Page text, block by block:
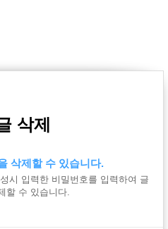
삭제
삭제할 수 있습니다.
시 입력한 비밀번호를 입력하여 글
할 수 있습니다.